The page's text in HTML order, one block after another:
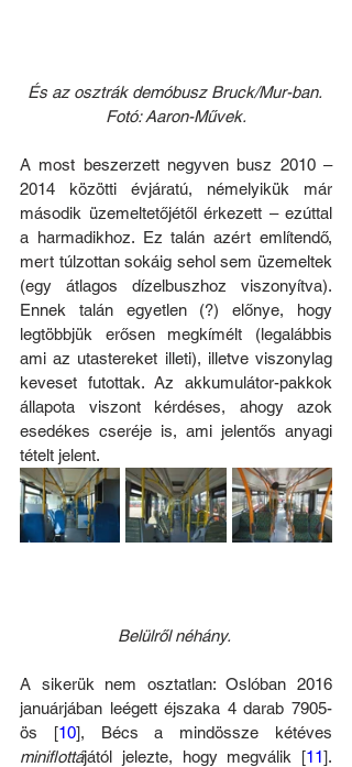
És az osztrák demóbusz Bruck/Mur-ban.
Fotó: Aaron-Művek.
A most beszerzett negyven busz 2010 –
2014 közötti évjáratú, némelyikük már
második üzemeltetőjétől érkezett – ezúttal
a harmadikhoz. Ez talán azért említendő,
mert túlzottan sokáig sehol sem üzemeltek
(egy átlagos dízelbuszhoz viszonyítva).
Ennek talán egyetlen (?) előnye, hogy
legtöbbjük erősen megkímélt (legalábbis
ami az utastereket illeti), illetve viszonylag
keveset futottak. Az akkumulátor-pakkok
állapota viszont kérdéses, ahogy azok
esedékes cseréje is, ami jelentős anyagi
tételt jelent.
Belülről néhány.
A sikerük nem osztatlan: Oslóban 2016
januárjában leégett éjszaka 4 darab 7905-
ös [10
miniflottájától jelezte, hogy megválik [11].